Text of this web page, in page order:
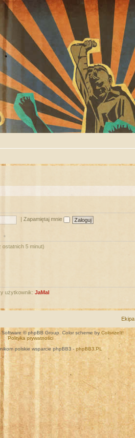
Zapamiętaj mnie
5 minut)
użytkownik: JaMal
Ekipa
Software © phpBB Group. Color scheme by ColorizeIt!
Polityka prywatności
polskie wsparcie phpBB3 - phpBB3.PL